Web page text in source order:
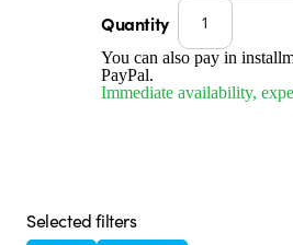
Quantity
You can also pay in
PayPal.
Immediate availability,
Selected filters